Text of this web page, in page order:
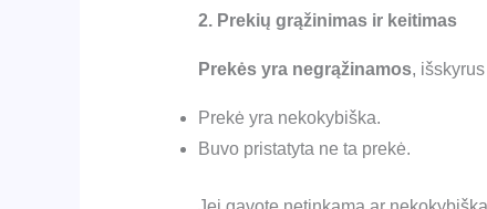
2. Prekių grąžinimas ir keitimas
Prekės yra negrąžinamos,
Prekė yra nekokybiška.
Buvo pristatyta ne ta prekė.